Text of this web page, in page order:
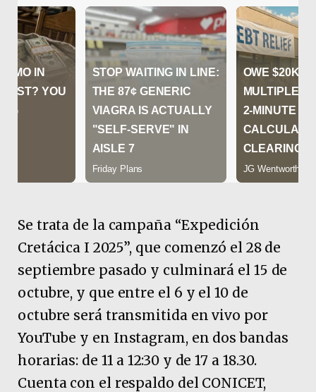
Se trata de la campaña “Expedición
Cretácica I 2025”, que comenzó el 28 de
septiembre pasado y culminará el 15 de
octubre, y que entre el 6 y el 10 de
octubre será transmitida en vivo por
YouTube y en Instagram, en dos bandas
horarias: de 11 a 12:30 y de 17 a 18.30.
Cuenta con el respaldo del CONICET,